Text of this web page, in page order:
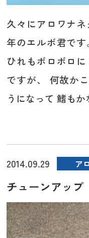
久々にアロワナ
年のエルボ君で
ひれもボロボロ
ですが、 何故か
うになって 鰭もか
2014.09.29 ア
チューンアップ